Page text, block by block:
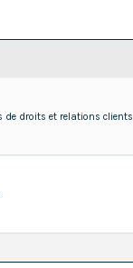
de droits et relations clients